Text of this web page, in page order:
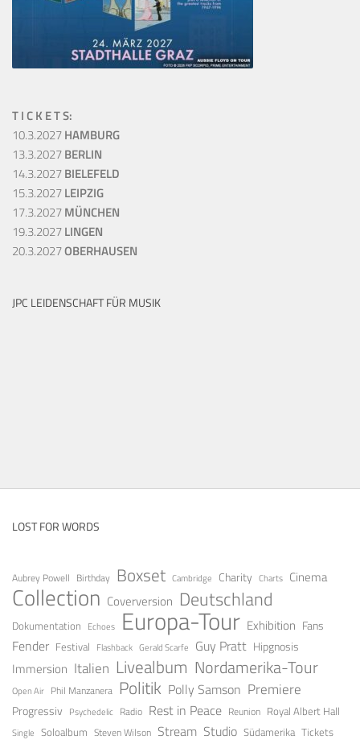
T I C K E T S:
10.3.2027HAMBURG
13.3.2027BERLIN
14.3.2027BIELEFELD
15.3.2027LEIPZIG
17.3.2027MÜNCHEN
19.3.2027LINGEN
20.3.2027OBERHAUSEN
JPC LEIDENSCHAFT FÜR MUSIK
LOST FOR WORDS
Aubrey Powell Birthday Boxset Cambridge Charity Charts Cinema
Collection Coverversion Deutschland
Dokumentation Echoes Europa-Tour Exhibition Fans
Fender Festival Flashback Gerald Scarfe Guy Pratt Hipgnosis
Immersion Italien Livealbum Nordamerika-Tour
Open Air Phil Manzanera Politik Polly Samson Premiere
Progressiv Psychedelic Radio Rest in Peace Reunion Royal Albert Hall
Single Soloalbum Steven Wilson Stream Studio Südamerika Tickets